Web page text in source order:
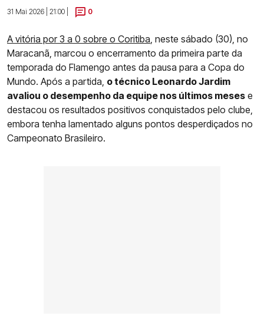
31 Mai 2026 | 21:00 |
0
A vitória por 3 a 0 sobre o Coritiba , neste sábado (30), no
Maracanã, marcou o encerramento da primeira parte da
temporada do Flamengo antes da pausa para a Copa do
Mundo. Após a partida, o técnico Leonardo Jardim
avaliou o desempenho da equipe nos últimos meses e
destacou os resultados positivos conquistados pelo clube,
embora tenha lamentado alguns pontos desperdiçados no
Campeonato Brasileiro.